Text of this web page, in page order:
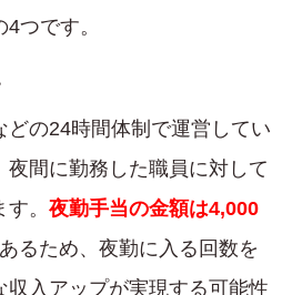
つです。
どの24時間体制で運営してい
夜間に勤務した職員に対して
。 夜勤手当の金額は4,000
るため、夜勤に入る回数を
収入アップが実現する可能性